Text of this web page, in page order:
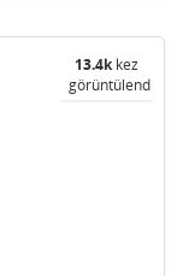
13.4kkez
görüntülendi